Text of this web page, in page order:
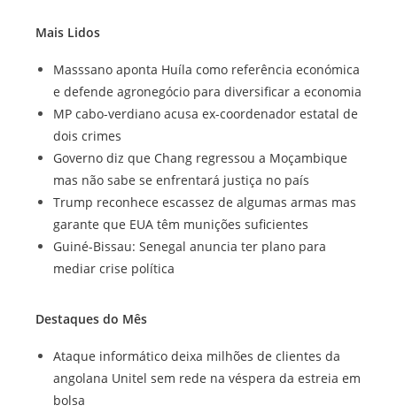
Mais Lidos
Masssano aponta Huíla como referência económica
e defende agronegócio para diversificar a economia
MP cabo-verdiano acusa ex-coordenador estatal de
dois crimes
Governo diz que Chang regressou a Moçambique
mas não sabe se enfrentará justiça no país
Trump reconhece escassez de algumas armas mas
garante que EUA têm munições suficientes
Guiné-Bissau: Senegal anuncia ter plano para
mediar crise política
Destaques do Mês
Ataque informático deixa milhões de clientes da
angolana Unitel sem rede na véspera da estreia em
bolsa